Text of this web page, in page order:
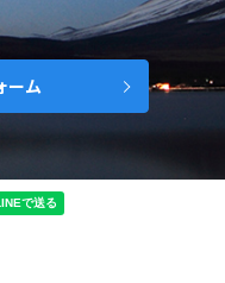
ーム